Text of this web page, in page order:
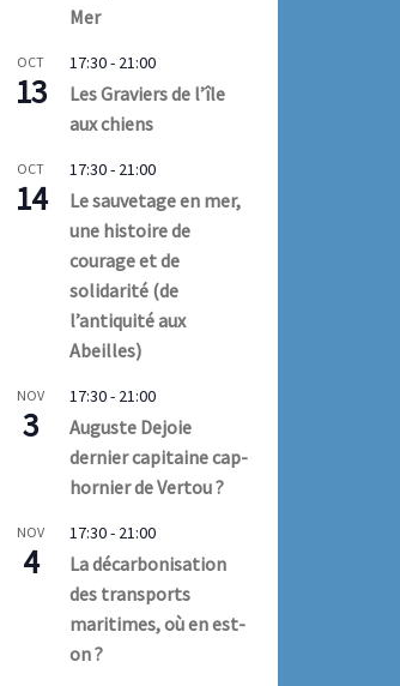
Mer
OCT
13
17:30- 21:00
Les Graviers de l’île
aux chiens
OCT
14
17:30- 21:00
Le sauvetage en mer,
une histoire de
courage et de
solidarité (de
l’antiquité aux
Abeilles)
NOV
3
17:30- 21:00
Auguste Dejoie
dernier capitaine cap-
hornier de Vertou ?
NOV
4
17:30- 21:00
La décarbonisation
des transports
maritimes, où en est-
on ?